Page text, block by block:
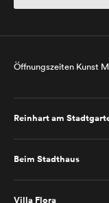
Öffnungszeiten Kunst
Reinhart am
Beim Stadthaus